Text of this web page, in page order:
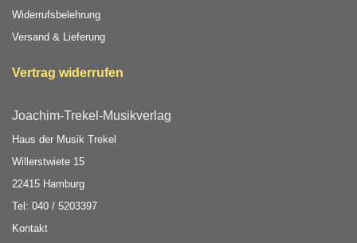
Widerrufsbelehrung
Versand & Lieferung
Vertrag widerrufen
Joachim-Trekel-Musikverlag
Haus der Musik Trekel
Willerstwiete 15
22415 Hamburg
Tel: 040 / 5203397
Kontakt